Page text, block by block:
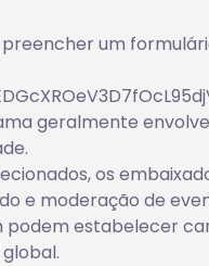
um
geralmente
os
e moderação de
estabelecer